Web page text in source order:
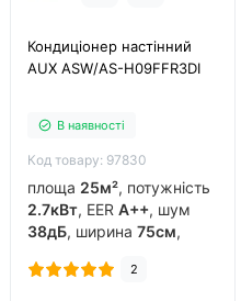
Кондиціонер настінний
AUX ASW/AS-H09FFR3DI
В наявності
Код товару: 97830
площа 25м², потужність
2.7кВт, EER A++, шум
38дБ, ширина 75см,
китай, інвертор
2